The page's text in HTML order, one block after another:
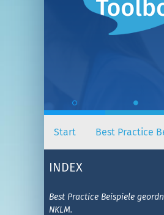
Start Best Practice
INDEX
Best Practice Beispiele
NKLM.